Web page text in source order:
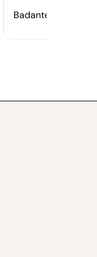
Badante or